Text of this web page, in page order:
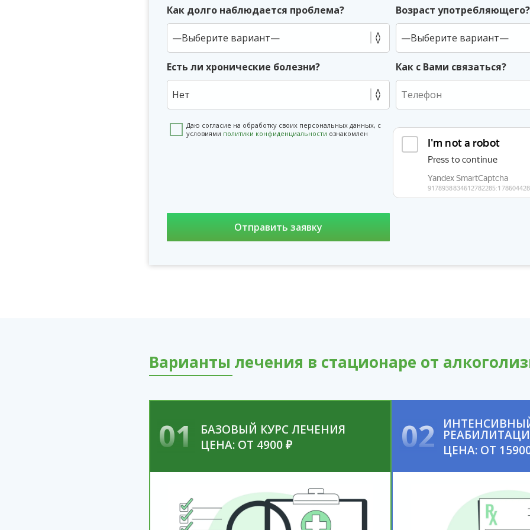
Как долго наблюдается проблема? Возраст употребляющего?
Есть ли хронические болезни?
Нет
Как с Вами связаться?
Даю согласие на обработку своих персональных данных, с
условиями политики конфиденциальности ознакомлен
Варианты лечения в стационаре от
01
БАЗОВЫЙ КУРС ЛЕЧЕНИЯ
ЦЕНА: ОТ 4900 ₽
02
ЦЕНА: ОТ